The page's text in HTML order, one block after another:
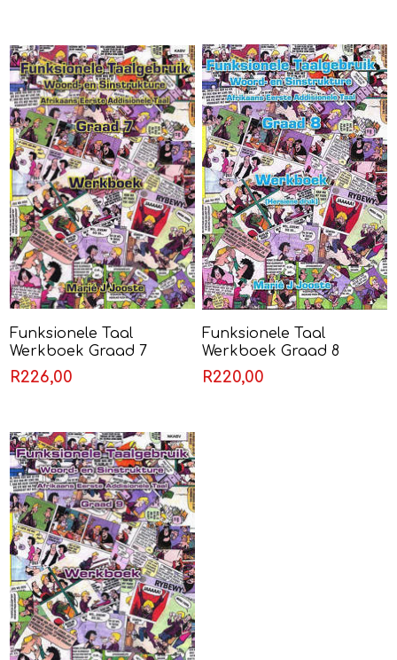
Funksionele Taal
Werkboek Graad 7
(Eerste Addisionele Taal)
R226,00
Funksionele Taal
Werkboek Graad 8
(Eerste Addisionele Taal)
R220,00